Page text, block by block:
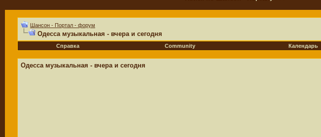
Шансон - Портал - форум
Одесса музыкальная - вчера и сегодня
Справка
Community Календарь
Одесса музыкальная - вчера и сегодня